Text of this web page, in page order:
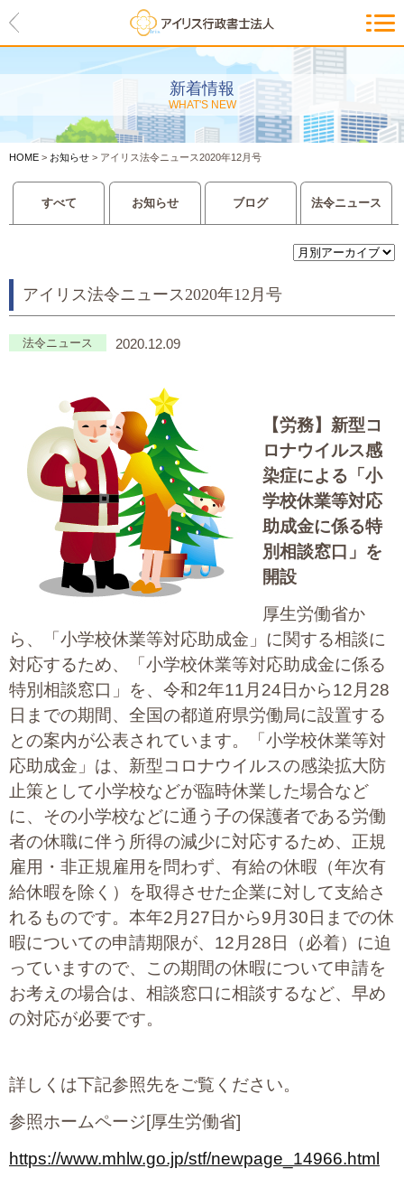
新着情報
WHAT'S NEW
HOME > お知らせ > アイリス法令ニュース2020年12月号
すべて お知らせ ブログ 法令ニュース
アイリス法令ニュース2020年12月号
法令ニュース 2020.12.09
【労務】 新型コ
ロナウイルス感
染症による「小
学校休業等対応
助成金に係る特
別相談窓口」を
開設
厚生労働省か
ら、「小学校休業等対応助成金」に関する相談に
対応するため、「小学校休業等対応助成金に係る
特別相談窓口」を、令和2年11月24日から12月28
日までの期間、全国の都道府県労働局に設置する
との案内が公表されています。「小学校休業等対
応助成金」は、新型コロナウイルスの感染拡大防
止策として小学校などが臨時休業した場合など
に、その小学校などに通う子の保護者である労働
者の休職に伴う所得の減少に対応するため、正規
雇用・非正規雇用を問わず、有給の休暇（年次有
給休暇を除く）を取得させた企業に対して支給さ
れるものです。本年2月27日から9月30日までの休
暇についての申請期限が、12月28日（必着）に迫
っていますので、この期間の休暇について申請を
お考えの場合は、相談窓口に相談するなど、早め
の対応が必要です。
詳しくは下記参照先をご覧ください。
参照ホームページ[厚生労働省]
https://www.mhlw.go.jp/stf/newpage_14966.html
HOME
アイリスの紹介
代表ご挨拶・経営理念・アイリス
のお約束
会社概要・アクセスマップ
サービス一覧
入管等外国人各種手続き
建設業許可申請
大切な書類作成サポート
その他各種手続き
費用の目安
実績一覧
よくあるご質問
採用情報・パートナー募集
お問い合わせ
プライバシーポリシー
06-6889-6018
営業時間: 9：00～18：009：00～18：00